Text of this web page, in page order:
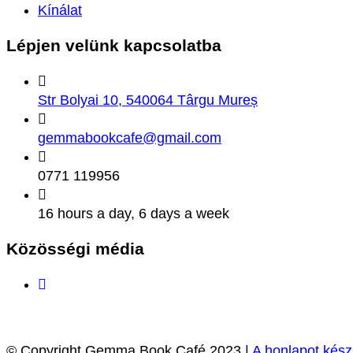
Kínálat
Lépjen velünk kapcsolatba
Str Bolyai 10, 540064 Târgu Mureș
gemmabookcafe@gmail.com
0771 119956
16 hours a day, 6 days a week
Közösségi média